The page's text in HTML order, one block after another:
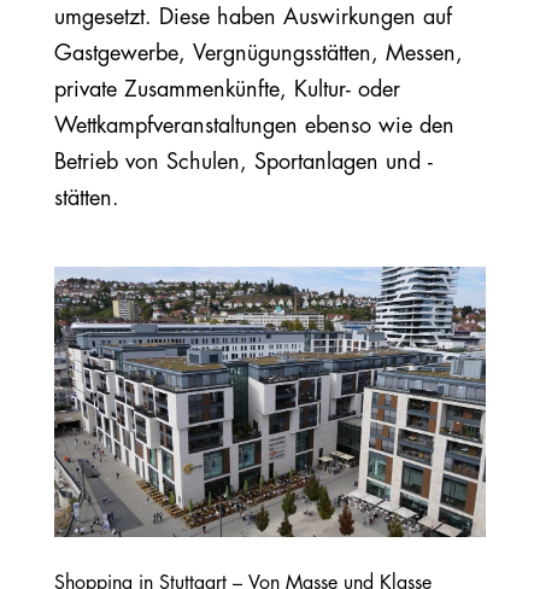
umgesetzt. Diese haben Auswirkungen auf
Gastgewerbe, Vergnügungsstätten, Messen,
private Zusammenkünfte, Kultur- oder
Wettkampfveranstaltungen ebenso wie den
Betrieb von Schulen, Sportanlagen und -
stätten.
Shopping in Stuttgart – Von Masse und Klasse